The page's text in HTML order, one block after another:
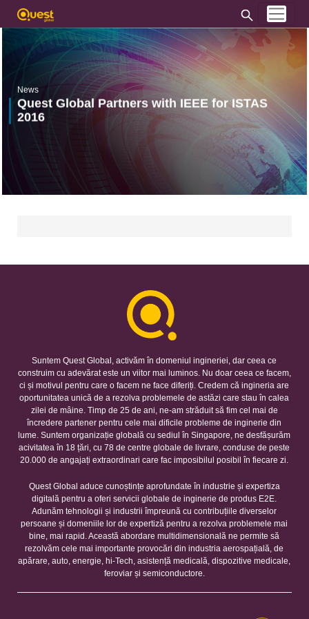
News
Quest Global Partners with IEEE for ISTAS
2016
Suntem Quest Global, activăm în domeniul ingineriei, dar ceea ce
construim cu adevărat este un viitor mai luminos. Nu doar ceea ce facem,
ci și motivul pentru care o facem ne face diferiți. Credem că ingineria are
oportunitatea unică de a rezolva problemele de astăzi care stau în calea
zilei de mâine. Timp de 25 de ani, ne-am străduit să fim cel mai de
încredere partener pentru cele mai dificile probleme de inginerie din
lume. Suntem organizație globală cu sediul în Singapore, ne desfășurăm
acivitatea în 18 țări, cu 78 de centre globale de livrare, conduse de peste
20.000 de angajați extraordinari care fac imposibilul posibil în fiecare zi.
Quest Global aduce cunoștințe aprofundate în industrie și expertiza
digitală pentru a oferi servicii globale de inginerie de produs E2E.
Adunăm tehnologii și industrii împreună cu contribuțiile diverselor
persoane și domeniile lor de expertiză pentru a rezolva problemele mai
bine, mai rapid. Această abordare multidimensională ne permite să
rezolvăm cele mai importante provocări din industria aerospațială, de
apărare, auto, energie, hi-Tech, asistență medicală, dispozitive medicale,
feroviar și semiconductore.